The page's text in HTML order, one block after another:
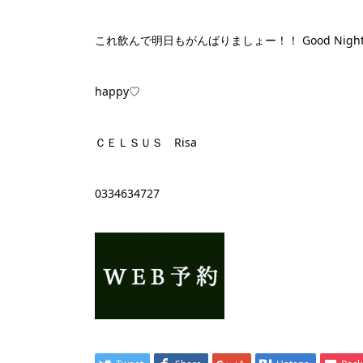
これ飲んで明日もがんばりましょー！！ Good
happy♡
ＣＥＬＳＵＳ Risa
0334634727